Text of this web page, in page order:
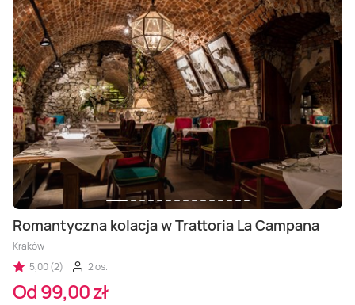
Romantyczna kolacja w Trattoria La Campana
Kraków
5,00 (2)
2 os.
Od 99,00 zł